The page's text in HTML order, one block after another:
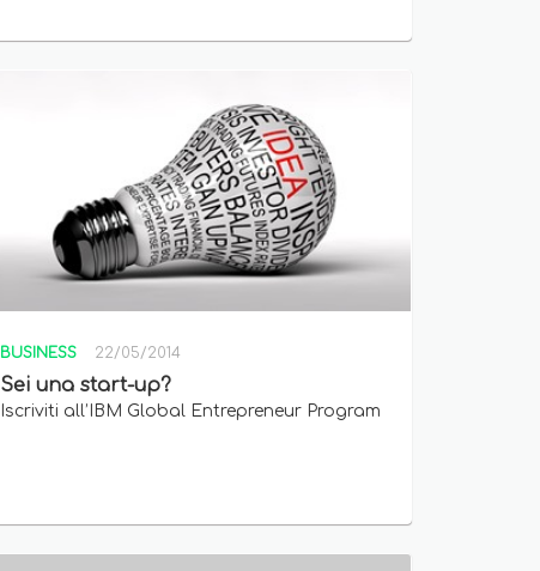
BUSINESS 22/05/2014
Sei una start-up?
Iscriviti all’IBM Global Entrepreneur Program